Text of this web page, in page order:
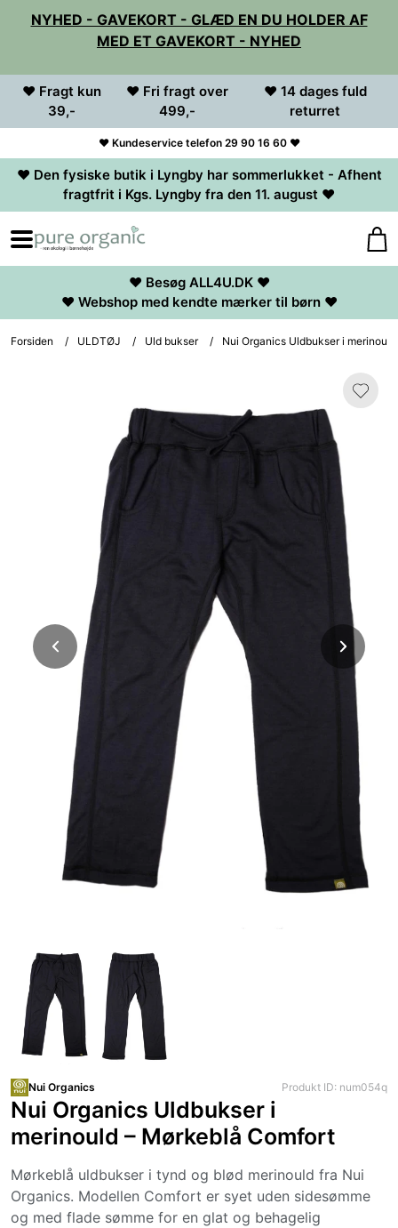
NYHED - GAVEKORT - GLÆD EN DU HOLDER AF
MED ET GAVEKORT - NYHED
♥ Fragt kun
39,-
♥ Fri fragt over
499,-
♥ 14 dages fuld
returret
♥ Kundeservice telefon 29 90 16 60 ♥
♥ Den fysiske butik i Lyngby har sommerlukket - Afhent
fragtfrit i Kgs. Lyngby fra den 11. august ♥
♥ Besøg ALL4U.DK ♥
♥ Webshop med kendte mærker til børn ♥
Forsiden / ULDTØJ / Uld bukser / Nui Organics Uldbukser i
Nui Organics Produkt ID: num054q
Nui Organics Uldbukser i
merinould – Mørkeblå Comfort
Mørkeblå uldbukser i tynd og blød merinould fra Nui
Organics. Modellen Comfort er syet uden sidesømme
og med flade sømme for en glat og behagelig